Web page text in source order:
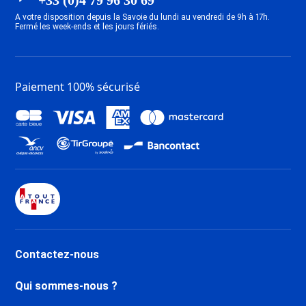
ESF Le Grand Bornand
ESF Saint Gervais Mont-Blanc
A votre disposition depuis la Savoie du lundi au vendredi de 9h à 17h.
Fermé les week-ends et les jours fériés.
Paiement 100% sécurisé
Contactez-nous
Qui sommes-nous ?